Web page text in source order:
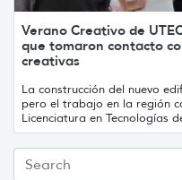
Verano Creativo de
que tomaron contacto
creativas
La construcción del nuevo
pero el trabajo en la región
Licenciatura en Tecnologías